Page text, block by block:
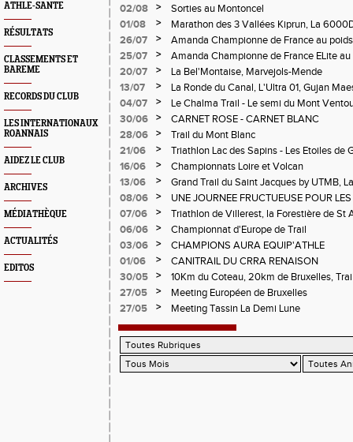
ATHLE-SANTE
RÉSULTATS
CLASSEMENTS ET
BAREME
RECORDS DU CLUB
LES INTERNATIONAUX
ROANNAIS
AIDEZ LE CLUB
ARCHIVES
MÉDIATHÈQUE
ACTUALITÉS
EDITOS
02/08 >
Sorties au Montoncel
01/08
>
Marathon des 3 Vallées Kiprun, La
Verticale d'Orcières, St Augustin
26/07 >
Amanda Championne de France au poids
25/07
>
Amanda Championne de France ELite
20/07
>
La Bel'Montaise, Marvejols-Mende
13/07
>
La Ronde du Canal, L'Ultra 01, Gujan
04/07
>
Le Chalma Trail - Le semi du Mont
Cublize - Les Passerelles de Monteynard
Pralognon La Vanoise
30/06 >
CARNET ROSE - CARNET BLANC
28/06
>
Trail du Mont Blanc
21/06
>
Triathlon Lac des Sapins - Les Etoiles de
16/06
>
Championnats Loire et Volcan
13/06
>
Grand Trail du Saint Jacques by UTMB,
d'Andrézieux-Bouthéon
08/06 >
UNE JOURNEE FRUCTUEUSE POUR
CHAMPIONNATS DE LA LOIRE A
07/06 >
Triathlon de Villerest, la Forestière de St
Circuit de la Sure, Tour du Pays Roannais
06/06 >
Championnat d'Europe de Trail
03/06
>
CHAMPIONS AURA EQUIP'ATHLE
01/06
>
CANITRAIL DU CRRA RENAISON
30/05
>
10Km du Coteau, 20km de Bruxelles,
Pilatrail
27/05 >
Meeting Européen de Bruxelles
27/05
> Meeting Tassin La Demi Lune